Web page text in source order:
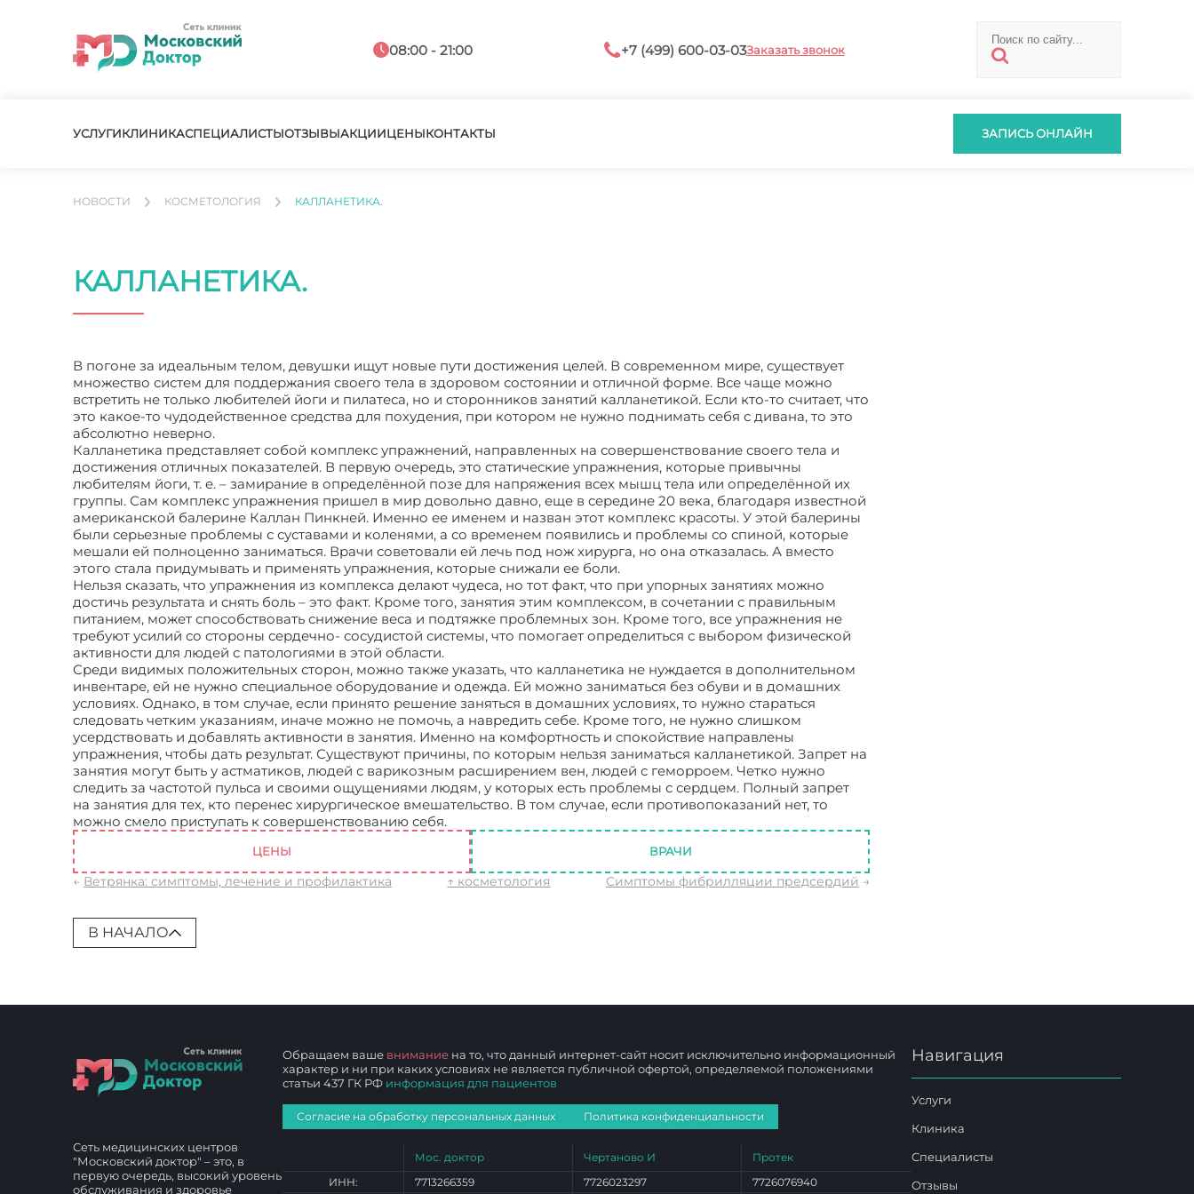
08:00 - 21:00 +7 (499) 600-03-03Заказать звонок
УСЛУГИКЛИНИКАСПЕЦИАЛИСТЫОТЗЫВЫАКЦИИЦЕНЫКОНТАКТЫ ЗАПИСЬ ОНЛАЙН
НОВОСТИ КОСМЕТОЛОГИЯ КАЛЛАНЕТИКА.
КАЛЛАНЕТИКА.
В погоне за идеальным телом, девушки ищут новые пути достижения целей. В современном мире, существует
множество систем для поддержания своего тела в здоровом состоянии и отличной форме. Все чаще можно
встретить не только любителей йоги и пилатеса, но и сторонников занятий калланетикой. Если кто-то считает, что
это какое-то чудодейственное средства для похудения, при котором не нужно поднимать себя с дивана, то это
абсолютно неверно.
Калланетика представляет собой комплекс упражнений, направленных на совершенствование своего тела и
достижения отличных показателей. В первую очередь, это статические упражнения, которые привычны
любителям йоги, т. е. – замирание в определённой позе для напряжения всех мышц тела или определённой их
группы. Сам комплекс упражнения пришел в мир довольно давно, еще в середине 20 века, благодаря известной
американской балерине Каллан Пинкней. Именно ее именем и назван этот комплекс красоты. У этой балерины
были серьезные проблемы с суставами и коленями, а со временем появились и проблемы со спиной, которые
мешали ей полноценно заниматься. Врачи советовали ей лечь под нож хирурга, но она отказалась. А вместо
этого стала придумывать и применять упражнения, которые снижали ее боли.
Нельзя сказать, что упражнения из комплекса делают чудеса, но тот факт, что при упорных занятиях можно
достичь результата и снять боль – это факт. Кроме того, занятия этим комплексом, в сочетании с правильным
питанием, может способствовать снижение веса и подтяжке проблемных зон. Кроме того, все упражнения не
требуют усилий со стороны сердечно- сосудистой системы, что помогает определиться с выбором физической
активности для людей с патологиями в этой области.
Среди видимых положительных сторон, можно также указать, что калланетика не нуждается в дополнительном
инвентаре, ей не нужно специальное оборудование и одежда. Ей можно заниматься без обуви и в домашних
условиях. Однако, в том случае, если принято решение заняться в домашних условиях, то нужно стараться
следовать четким указаниям, иначе можно не помочь, а навредить себе. Кроме того, не нужно слишком
усердствовать и добавлять активности в занятия. Именно на комфортность и спокойствие направлены
упражнения, чтобы дать результат. Существуют причины, по которым нельзя заниматься калланетикой. Запрет на
занятия могут быть у астматиков, людей с варикозным расширением вен, людей с геморроем. Четко нужно
следить за частотой пульса и своими ощущениями людям, у которых есть проблемы с сердцем. Полный запрет
на занятия для тех, кто перенес хирургическое вмешательство. В том случае, если противопоказаний нет, то
можно смело приступать к совершенствованию себя.
ЦЕНЫ ВРАЧИ
← Ветрянка: симптомы, лечение и профилактика ↑ косметология Симптомы фибрилляции предсердий →
В НАЧАЛО
Сеть медицинских центров
"Московский доктор" – это, в
первую очередь, высокий уровень
обслуживания и здоровье
Обращаем ваше внимание на то, что данный интернет-сайт носит исключительно информационный
характер и ни при каких условиях не является публичной офертой, определяемой положениями
статьи 437 ГК РФ информация для пациентов
Согласие на обработку персональных данных Политика конфиденциальности
ИНН:
Мос. доктор
7713266359
Чертаново И
7726023297
Протек
7726076940
Навигация
Услуги
Клиника
Специалисты
Отзывы